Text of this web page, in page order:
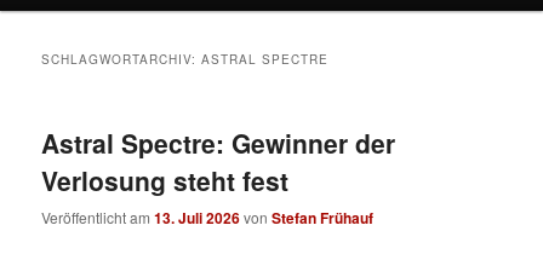
SCHLAGWORTARCHIV:ASTRAL SPECTRE
Astral Spectre: Gewinner der
Verlosung steht fest
Veröffentlicht am13. Juli 2026vonStefan Frühauf